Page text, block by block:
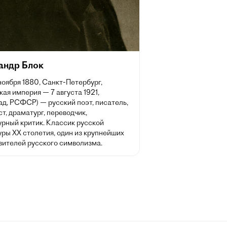
Блок
1880, Санкт-Петербург,
империя — 7 августа 1921,
РСФСР) — русский поэт, писатель,
драматург, переводчик,
критик. Классик русской
XX столетия, один из крупнейших
русского символизма.